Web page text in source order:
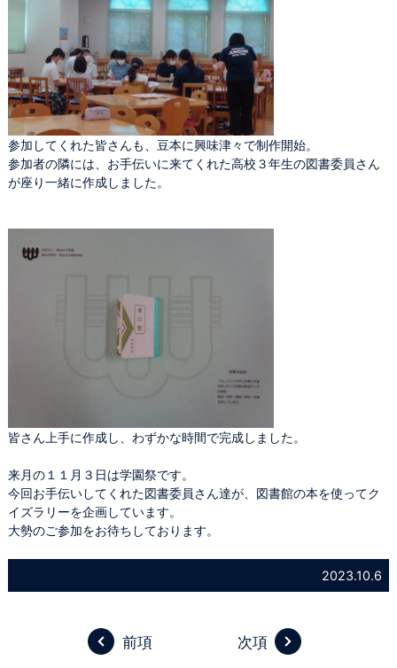
参加してくれた皆さんも、豆本に興味津々で制作開始。
参加者の隣には、お手伝いに来てくれた高校３年生の図書委員さん
が座り一緒に作成しました。
皆さん上手に作成し、わずかな時間で完成しました。
来月の１１月３日は学園祭です。
今回お手伝いしてくれた図書委員さん達が、図書館の本を使ってク
イズラリーを企画しています。
大勢のご参加をお待ちしております。
2023.10.6
前項 次項